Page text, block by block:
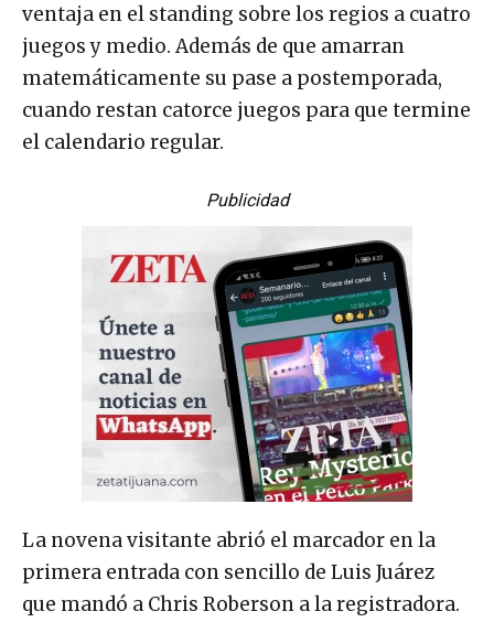
ventaja en el standing sobre los regios a cuatro
juegos y medio. Además de que amarran
matemáticamente su pase a postemporada,
cuando restan catorce juegos para que termine
el calendario regular.
Publicidad
La novena visitante abrió el marcador en la
primera entrada con sencillo de Luis Juárez
que mandó a Chris Roberson a la registradora.